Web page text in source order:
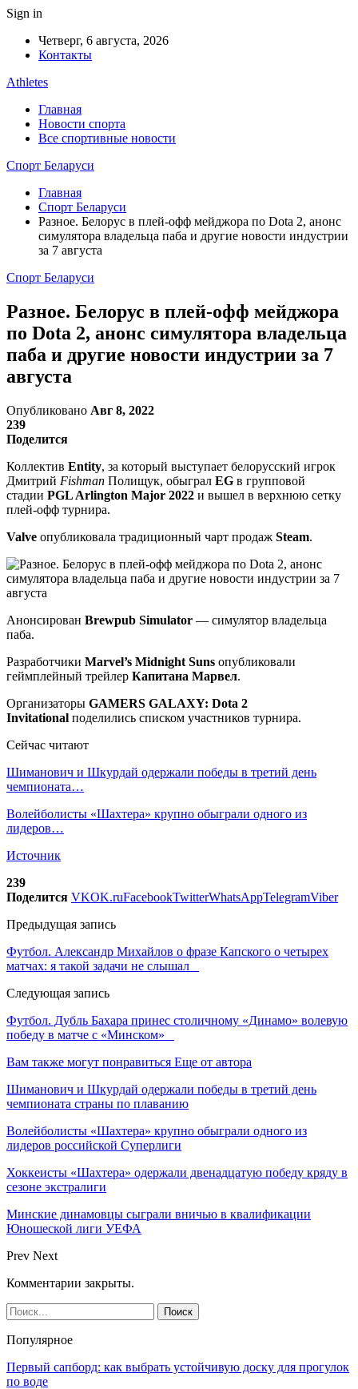
Sign in
Четверг, 6 августа, 2026
Контакты
Athletes
Главная
Новости спорта
Все спортивные новости
Спорт Беларуси
Главная
Спорт Беларуси
Разное. Белорус в плей-офф мейджора по Dota 2, анонс
симулятора владельца паба и другие новости индустрии
за 7 августа
Спорт Беларуси
Разное. Белорус в плей-офф мейджора
по Dota 2, анонс симулятора владельца
паба и другие новости индустрии за 7
августа
Опубликовано Авг 8, 2022
239
Поделится
Коллектив Entity, за который выступает белорусский игрок
Дмитрий Fishman Полищук, обыграл EG в групповой
стадии PGL Arlington Major 2022 и вышел в верхнюю сетку
плей-офф турнира.
Valve опубликовала традиционный чарт продаж Steam.
Анонсирован Brewpub Simulator — симулятор владельца
паба.
Разработчики Marvel’s Midnight Suns опубликовали
геймплейный трейлер Капитана Марвел.
Организаторы GAMERS GALAXY: Dota 2
Invitational поделились списком участников турнира.
Сейчас читают
Шиманович и Шкурдай одержали победы в третий день
чемпионата…
Волейболисты «Шахтера» крупно обыграли одного из
лидеров…
Источник
239
Поделится VKOK.ruFacebookTwitterWhatsAppTelegramViber
Предыдущая запись
Футбол. Александр Михайлов о фразе Капского о четырех
матчах: я такой задачи не слышал
Следующая запись
Футбол. Дубль Бахара принес столичному «Динамо» волевую
победу в матче с «Минском»
Вам также могут понравиться Еще от автора
Шиманович и Шкурдай одержали победы в третий день
чемпионата страны по плаванию
Волейболисты «Шахтера» крупно обыграли одного из
лидеров российской Суперлиги
Хоккеисты «Шахтера» одержали двенадцатую победу кряду в
сезоне экстралиги
Минские динамовцы сыграли вничью в квалификации
Юношеской лиги УЕФА
Prev Next
Комментарии закрыты.
Популярное
Первый сапборд: как выбрать устойчивую доску для прогулок
по воде